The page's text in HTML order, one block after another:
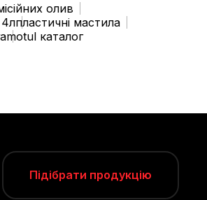
олив
пластичні мастила
motul каталог
Підібрати продукцію